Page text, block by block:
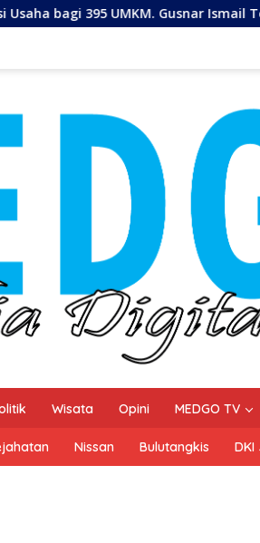
Ismail Tegaskan Bantuan Usaha
Wisata Opini MEDGO TV
Nissan Bulutangkis